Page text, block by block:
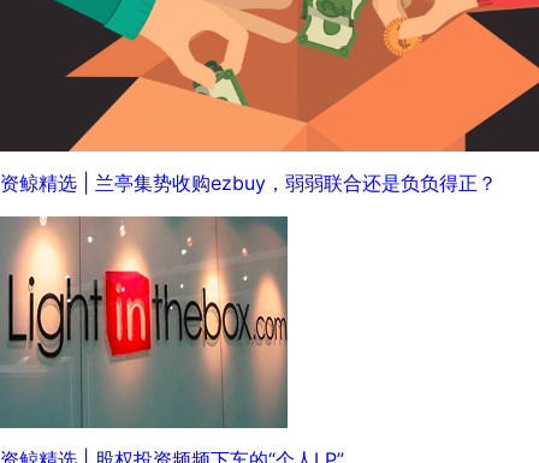
资鲸精选 | 兰亭集势收购ezbuy，弱弱联合还是负负得正？